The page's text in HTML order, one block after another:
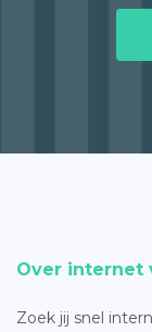
Over internet
Zoek jij snel